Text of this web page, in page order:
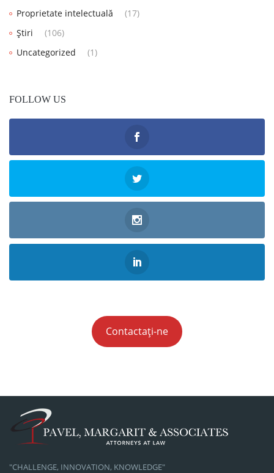
Proprietate intelectuală
(17)
Știri
(106)
Uncategorized
(1)
FOLLOW US
Contactați-ne
"CHALLENGE, INNOVATION, KNOWLEDGE"